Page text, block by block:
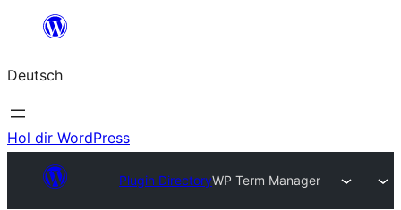
springen
Deutsch
Hol dir WordPress
Plugin DirectoryWP Term Manager